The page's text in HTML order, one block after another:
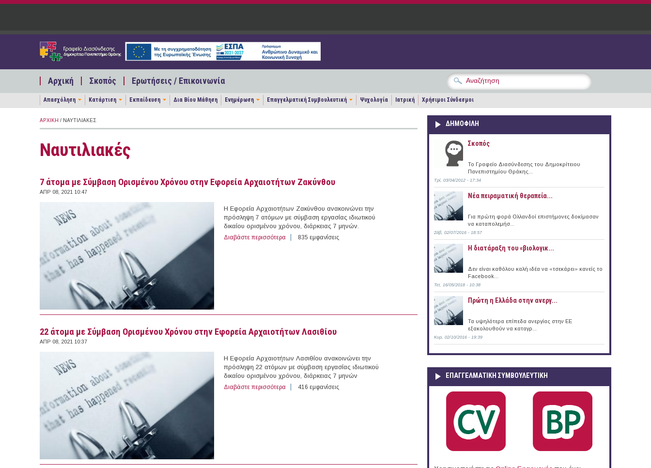
Παράκαμψη προς το κυρίως περιεχόμενο
Αρχική Σκοπός Ερωτήσεις / Επικοινωνία
Απασχόληση Κατάρτιση Εκπαίδευση Δια Βίου Μάθηση Ενημέρωση Επαγγελματική Συμβουλευτική Ψυχολογία Ιατρική Χρήσιμοι Σύνδεσμοι
ΑΡΧΙΚΉ / ΝΑΥΤΙΛΙΑΚΈΣ
Ναυτιλιακές
7 άτομα με Σύμβαση Ορισμένου Χρόνου στην Εφορεία Αρχαιοτήτων Ζακύνθου
ΑΠΡ 08, 2021 10:47
Η Εφορεία Αρχαιοτήτων Ζακύνθου ανακοινώνει την
πρόσληψη 7 ατόμων με σύμβαση εργασίας ιδιωτικού
δικαίου ορισμένου χρόνου, διάρκειας 7 μηνών.
Διαβάστε περισσότερα για 7 άτομα με Σύμβαση Ορισμένου Χρόνου στην Εφορεία Αρχαιοτήτων Ζακύνθου
835 εμφανίσεις
22 άτομα με Σύμβαση Ορισμένου Χρόνου στην Εφορεία Αρχαιοτήτων Λασιθίου
ΑΠΡ 08, 2021 10:37
Η Εφορεία Αρχαιοτήτων Λασιθίου ανακοινώνει την
πρόσληψη 22 ατόμων με σύμβαση εργασίας ιδιωτικού
δικαίου ορισμένου χρόνου, διάρκειας 7 μηνών
Διαβάστε περισσότερα για 22 άτομα με Σύμβαση Ορισμένου Χρόνου στην Εφορεία Αρχαιοτήτων Λασιθίου
416 εμφανίσεις
ΔΗΜΟΦΙΛΗ
Σκοπός
Το Γραφείο Διασύνδεσης του Δημοκρίτειου
Πανεπιστημίου Θράκης...
Τρί, 03/04/2012 - 17:34
Νέα πειραματική θεραπεία...
Για πρώτη φορά Ολλανδοί επιστήμονες δοκίμασαν
να καταπολεμήσ...
Σάβ, 02/07/2016 - 18:57
Η διατάραξη του «βιολογικ...
Δεν είναι καθόλου καλή ιδέα να «τσεκάρει» κανείς το
Facebook...
Τετ, 16/05/2018 - 10:38
Πρώτη η Ελλάδα στην ανεργ...
Τα υψηλότερα επίπεδα ανεργίας στην ΕΕ
εξακολουθούν να καταγρ...
Κυρ, 02/10/2016 - 19:39
ΕΠΑΓΓΕΛΜΑΤΙΚΉ ΣΥΜΒΟΥΛΕΥΤΙΚΉ